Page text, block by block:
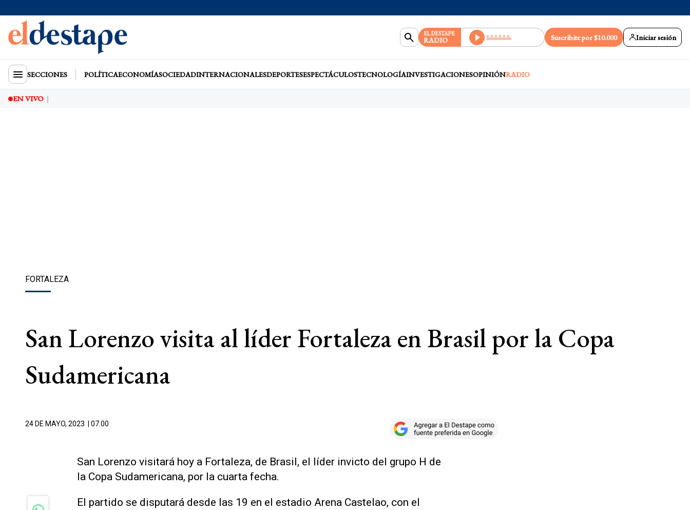
EL DESTAPE
RADIO Suscribite por $10.000 Iniciar sesión
SECCIONES POLÍTICAECONOMÍASOCIEDADINTERNACIONALESDEPORTESESPECTÁCULOSTECNOLOGÍAINVESTIGACIONESOPINIÓNRADIO
EN VIVO
FORTALEZA
San Lorenzo visita al líder Fortaleza en Brasil por la Copa
Sudamericana
24 DE MAYO, 2023 | 07.00
San Lorenzo visitará hoy a Fortaleza, de Brasil, el líder invicto del grupo H de
la Copa Sudamericana, por la cuarta fecha.
El partido se disputará desde las 19 en el estadio Arena Castelao, con el